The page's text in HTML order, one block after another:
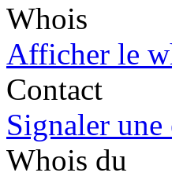
Whois
Afficher le
Contact
Signaler une
Whois du